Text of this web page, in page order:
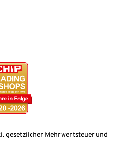
gesetzlicher Mehrwertsteuer und